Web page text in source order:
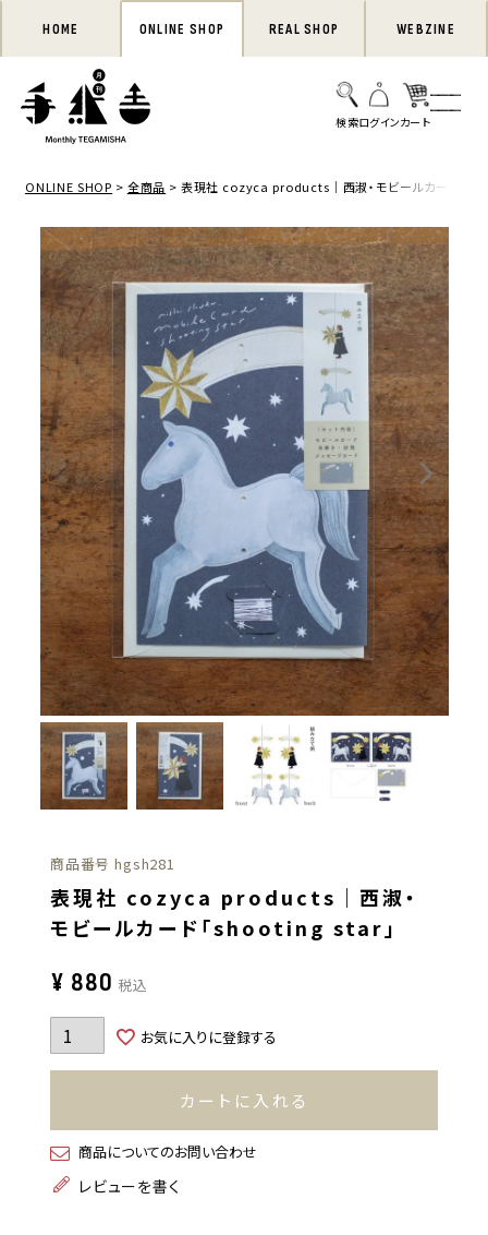
HOME ONLINE SHOP REAL SHOP WEBZINE
ONLINE SHOP 全商品 表現社 cozyca products｜西淑・モビールカード「
商品番号 hgsh281
表現社 cozyca products｜西淑・
モビールカード「shooting star」
¥ 880 税込
お気に入りに登録する
カートに入れる
商品についてのお問い合わせ
レビューを書く